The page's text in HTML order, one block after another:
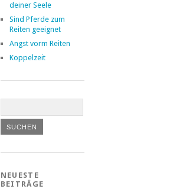
deiner Seele
Sind Pferde zum
Reiten geeignet
Angst vorm Reiten
Koppelzeit
NEUESTE
BEITRÄGE